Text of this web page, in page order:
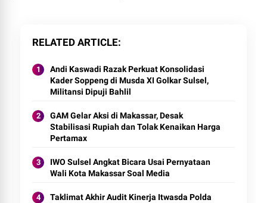
RELATED ARTICLE
Andi Kaswadi Razak Perkuat Konsolidasi
Kader Soppeng di Musda XI Golkar Sulsel,
Militansi Dipuji Bahlil
GAM Gelar Aksi di Makassar, Desak
Stabilisasi Rupiah dan Tolak Kenaikan Harga
Pertamax
IWO Sulsel Angkat Bicara Usai Pernyataan
Wali Kota Makassar Soal Media
Taklimat Akhir Audit Kinerja Itwasda Polda